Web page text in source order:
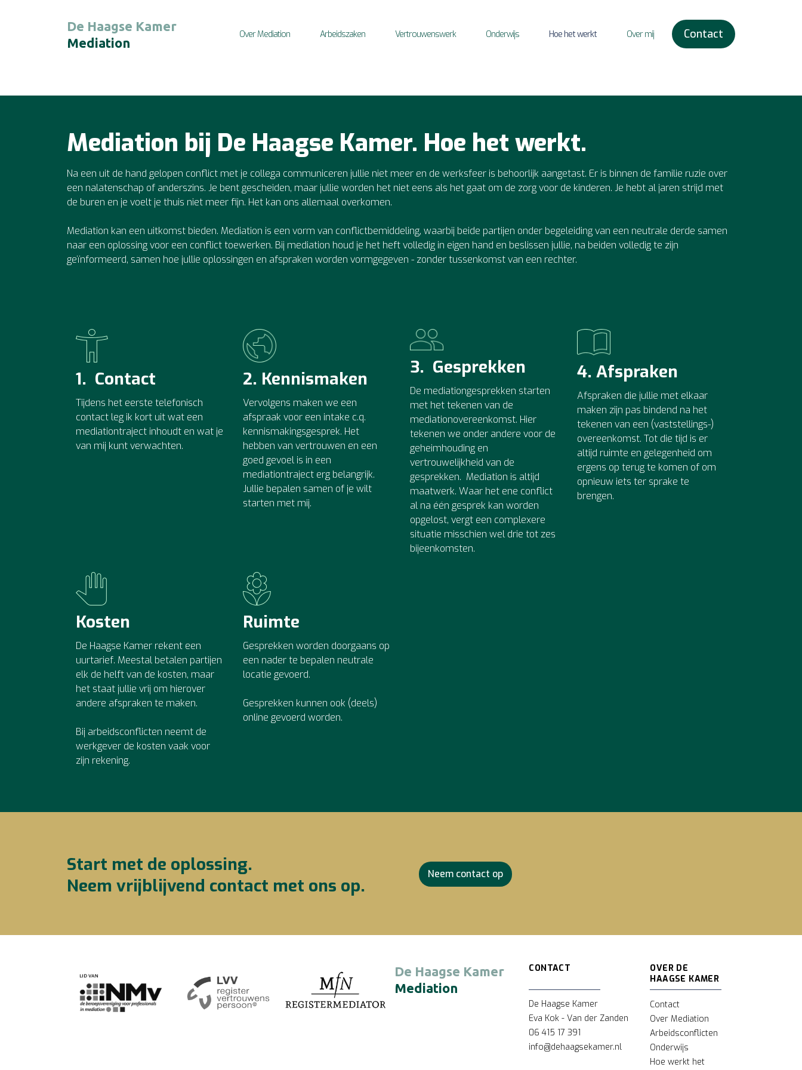
De Haagse Kamer
Mediation
Over Mediation Arbeidszaken Vertrouwenswerk Onderwijs Hoe het werkt Over mij Contact
Mediation bij De Haagse Kamer. Hoe het werkt.
Na een uit de hand gelopen conflict met je collega communiceren jullie niet meer en de werksfeer is behoorlijk aangetast. Er is binnen de familie ruzie over
een nalatenschap of anderszins. Je bent gescheiden, maar jullie worden het niet eens als het gaat om de zorg voor de kinderen. Je hebt al jaren strijd met
de buren en je voelt je thuis niet meer fijn. Het kan ons allemaal overkomen.
Mediation kan een uitkomst bieden. Mediation is een vorm van conflictbemiddeling, waarbij beide partijen onder begeleiding van een neutrale derde samen
naar een oplossing voor een conflict toewerken. Bij mediation houd je het heft volledig in eigen hand en beslissen jullie, na beiden volledig te zijn
geïnformeerd, samen hoe jullie oplossingen en afspraken worden vormgegeven - zonder tussenkomst van een rechter.
1. Contact
Tijdens het eerste telefonisch
contact leg ik kort uit wat een
mediationtraject inhoudt en wat je
van mij kunt verwachten.
2. Kennismaken
Vervolgens maken we een
afspraak voor een intake c.q.
kennismakingsgesprek. Het
hebben van vertrouwen en een
goed gevoel is in een
mediationtraject erg belangrijk.
Jullie bepalen samen of je wilt
starten met mij.
3. Gesprekken
De mediationgesprekken starten
met het tekenen van de
mediationovereenkomst. Hier
tekenen we onder andere voor de
geheimhouding en
vertrouwelijkheid van de
gesprekken. Mediation is altijd
maatwerk. Waar het ene conflict
al na één gesprek kan worden
opgelost, vergt een complexere
situatie misschien wel drie tot zes
bijeenkomsten.
4. Afspraken
Afspraken die jullie met elkaar
maken zijn pas bindend na het
tekenen van een (vaststellings-)
overeenkomst. Tot die tijd is er
altijd ruimte en gelegenheid om
ergens op terug te komen of om
opnieuw iets ter sprake te
brengen.
Kosten
De Haagse Kamer rekent een
uurtarief. Meestal betalen partijen
elk de helft van de kosten, maar
het staat jullie vrij om hierover
andere afspraken te maken.
Bij arbeidsconflicten neemt de
werkgever de kosten vaak voor
zijn rekening.
Ruimte
Gesprekken worden doorgaans op
een nader te bepalen neutrale
locatie gevoerd.
Gesprekken kunnen ook (deels)
online gevoerd worden.
Start met de oplossing.
Neem vrijblijvend contact met ons op.
Neem contact op
De Haagse Kamer
Mediation
CONTACT
De Haagse Kamer
Eva Kok - Van der Zanden
06 415 17 391
info@dehaagsekamer.nl
OVER DE
HAAGSE KAMER
Contact
Over Mediation
Arbeidsconflicten
Onderwijs
Hoe werkt het